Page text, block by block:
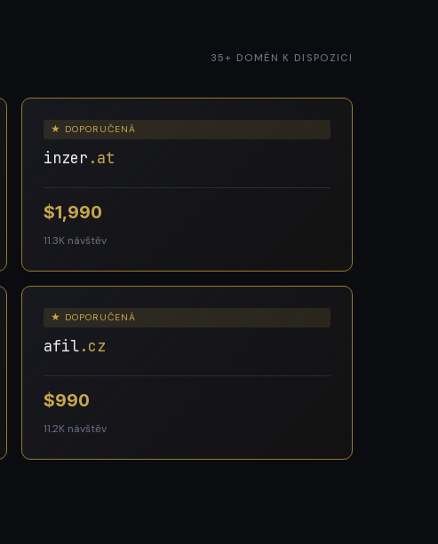
35+ DOMÉN K DISPOZICI
★ DOPORUČENÁ
inzer .at
$1,990
11.3K návštěv
★ DOPORUČENÁ
afil.cz
$990
11.2K návštěv